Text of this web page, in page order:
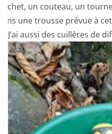
un couteau, un
une trousse prévue à
J’ai aussi des cuillères de